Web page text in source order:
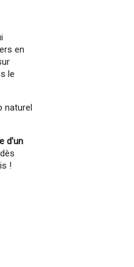
en
le
naturel
d’un
!